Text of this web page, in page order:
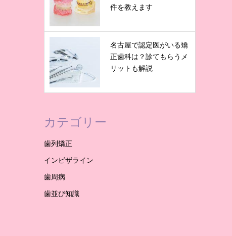
件を教えます
名古屋で認定医がいる矯
正歯科は？診てもらうメ
リットも解説
カテゴリー
歯列矯正
インビザライン
歯周病
歯並び知識